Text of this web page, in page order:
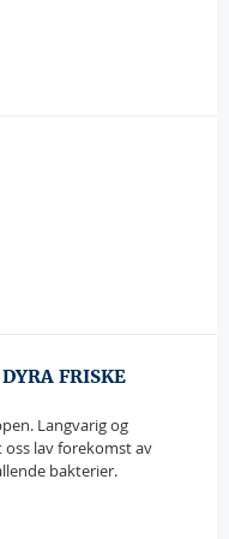
FRISKE
Langvarig og
lav forekomst av
bakterier.